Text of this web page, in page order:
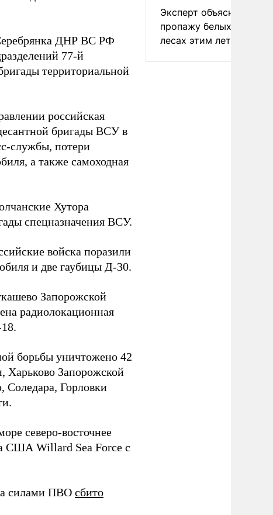
ДНР ВС РФ
77-й
территориальной
российская
бригады ВСУ в
службы, потери
а также самоходная
Хутора
спецназначения ВСУ.
войска поразили
и две гаубицы Д-30.
Запорожской
радиолокационная
борьбы уничтожено 42
Харьково Запорожской
Соледара, Горловки
северо-восточнее
США Willard Sea Force с
силами ПВО сбито
Эксперт объяснил
пропажу белых грибов
лесах этим летом